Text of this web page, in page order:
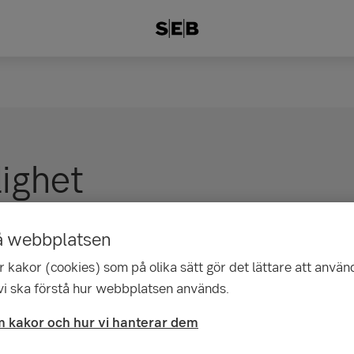
för att öka tillgängligheten på
alla tjänster på webbplatsen ska kunna
eller tekniska förutsättningar.
hur vi arbetar med olika delar av tillgänglighet och
din upplevelse efter dina behov.
webbplatsen
kakor (cookies) som på olika sätt gör det lättare att
ska förstå hur webbplatsen används.
kakor och hur vi hanterar dem